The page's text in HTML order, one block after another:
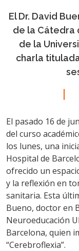
El Dr. David
de la Cátedra
de la
charla
El pasado 16 de
del curso
los lunes, una
Hospital de
ofrecido un
y la reflexión en
sanitaria. Esta
Bueno, doctor en
Neuroeducación
Barcelona, quien
“Cerebroflexia”.